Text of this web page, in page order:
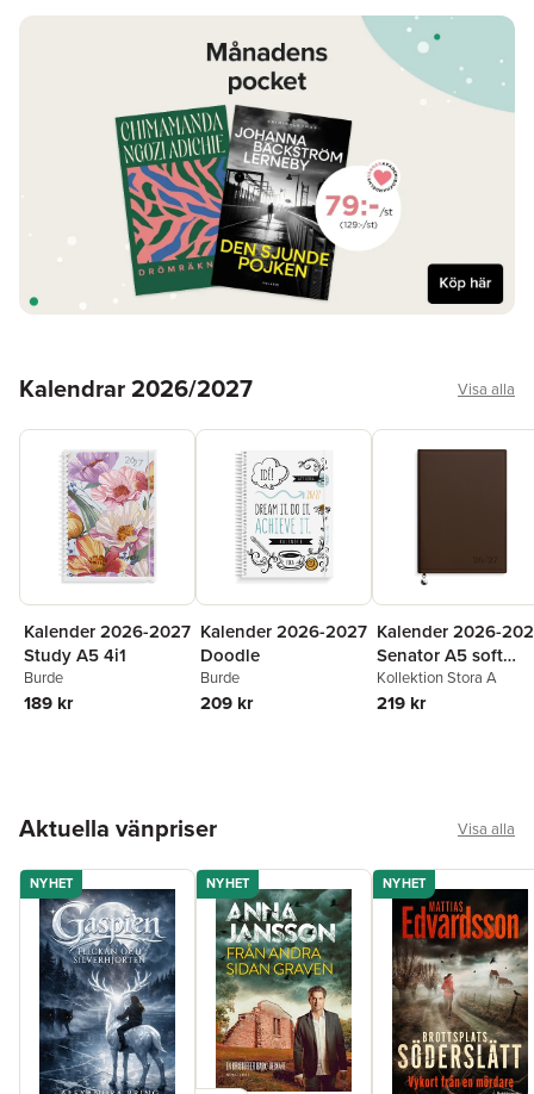
Kalendrar 2026/2027 Visa alla
Kalender 2026-2027
Study A5 4i1
Burde
189 kr
Kalender 2026-2027
Doodle
Burde
209 kr
Kalender 2026-
Senator A5 soft
inbunden brun
Kollektion Stora A
219 kr
Aktuella vänpriser Visa alla
NYHET NYHET NYHET